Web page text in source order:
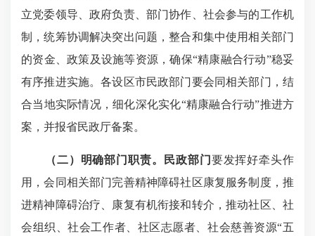
立党委领导、政府负责、部门协作、社会参与的工作机
制，统筹协调解决突出问题，整合和集中使用相关部门
的资金、政策及设施等资源，确保“精康融合行动”稳妥
有序推进实施。各设区市民政部门要会同相关部门，结
合当地实际情况，细化深化实化“精康融合行动”推进方
案，并报省民政厅备案。
（二） 明确部门职责。 民政部门 要发挥好牵头作
用，会同相关部门完善精神障碍社区康复服务制度，推
进精神障碍治疗、康复有机衔接和转介，推动社区、社
会组织、社会工作者、社区志愿者、社会慈善资源“五